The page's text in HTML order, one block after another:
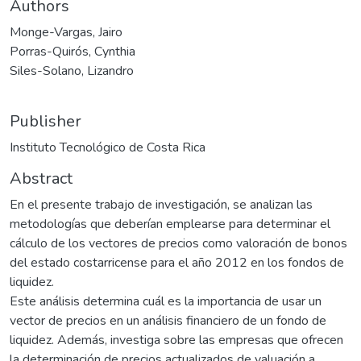
Authors
Monge-Vargas, Jairo
Porras-Quirós, Cynthia
Siles-Solano, Lizandro
Publisher
Instituto Tecnológico de Costa Rica
Abstract
En el presente trabajo de investigación, se analizan las
metodologías que deberían emplearse para determinar el
cálculo de los vectores de precios como valoración de bonos
del estado costarricense para el año 2012 en los fondos de
liquidez.
Este análisis determina cuál es la importancia de usar un
vector de precios en un análisis financiero de un fondo de
liquidez. Además, investiga sobre las empresas que ofrecen